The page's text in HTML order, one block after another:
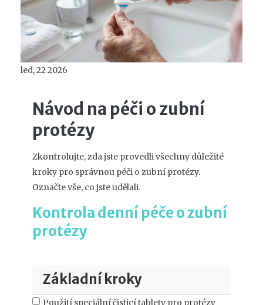
led, 22 2026
Návod na péči o zubní
protézy
Kontrola denní péče o zubní
protézy
Zkontrolujte, zda jste provedli všechny důležité
kroky pro správnou péči o zubní protézy.
Označte vše, co jste udělali.
Základní kroky
Použití speciální čisticí tablety pro protézy